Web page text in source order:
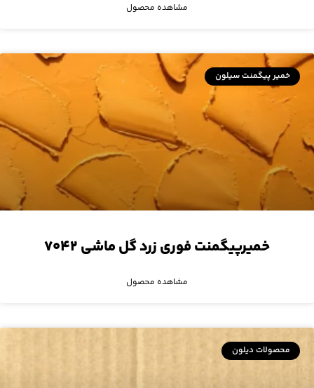
مشاهده محصول
خمیر پیگمنت سیلون
خمیرپیگمنت فوری زرد گل ماشی ۷۰۴۲
مشاهده محصول
محصولات دیلون